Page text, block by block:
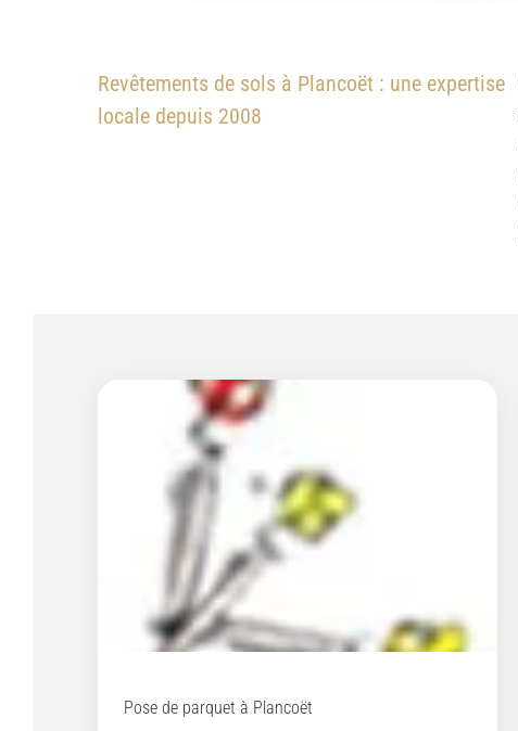
Revêtements de sols à Plancoët : une expertise
locale depuis 2008
Pose de parquet à Plancoët